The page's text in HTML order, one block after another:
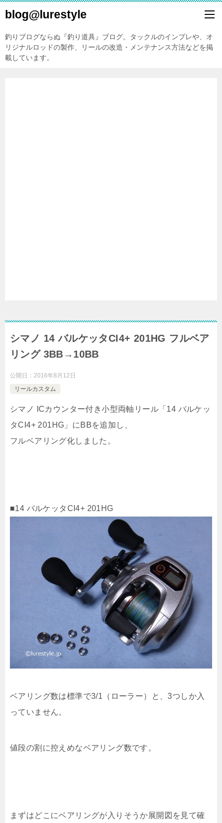
blog@lurestyle
釣りブログならぬ『釣り道具』ブログ。タックルのインプレや、オ
リジナルロッドの製作、リールの改造・メンテナンス方法などを掲
載しています。
シマノ 14 バルケッタCI4+ 201HG フルベア
リング 3BB→10BB
公開日： 2016年8月12日
リールカスタム
シマノ ICカウンター付き小型両軸リール「14 バルケッ
タCI4+ 201HG」にBBを追加し、
フルベアリング化しました。
■14 バルケッタCI4+ 201HG
ベアリング数は標準で3/1（ローラー）と、3つしか入
っていません。
値段の割に控えめなベアリング数です。
まずはどこにベアリングが入りそうか展開図を見て確